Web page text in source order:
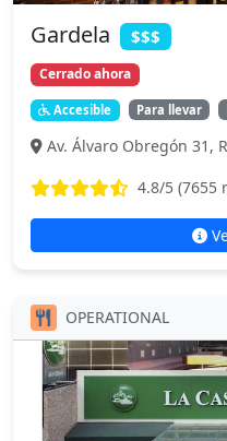
Gardela $$$
Cerrado ahora
Accesible Para llevar
Av. Álvaro Obregón 31,
4.8/5 (7655
OPERATIONAL